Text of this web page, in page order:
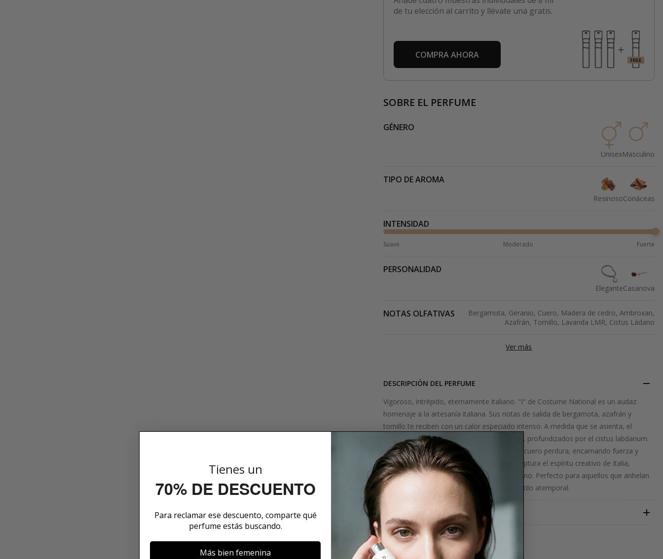
de tu elección al carrito y llévate una gratis.
COMPRA AHORA
SOBRE EL PERFUME
GÉNERO
UnisexMasculino
TIPO DE AROMA
ResinosoCoriáceas
INTENSIDAD
Suave Moderado Fuerte
PERSONALIDAD
EleganteCasanova
NOTAS OLFATIVAS
Bergamota, Geranio, Cuero, Madera de cedro, Ambroxan,
Azafrán, Tomillo, Lavanda LMR, Cistus Ládano
Ver más
DESCRIPCIÓN DEL PERFUME
Vigoroso, intrépido, eternamente italiano. "I" de Costume National es un audaz
homenaje a la artesanía italiana. Sus notas de salida de bergamota, azafrán y
tomillo te reciben con un calor especiado intenso. A medida que se asienta, el
corazón revela lavanda aromática y geranio, profundizados por el cistus labdanum.
Una base de madera de cedro, ambroxan y cuero perdura, encarnando fuerza y
elegancia. Este aroma cuero y aromático captura el espíritu creativo de Italia,
fusionando la tradición con un toque moderno. Perfecto para aquellos que anhelan
una fragancia con profundidad, energía y estilo atemporal.
SOBRE LA MARCA COSTUME NATIONAL
Tienes un
70% DE DESCUENTO
Para reclamar ese descuento, comparte qué
perfume estás buscando.
Más bien femenina